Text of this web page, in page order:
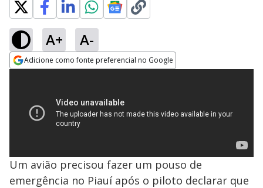
A+ A-
Adicione como fonte preferencial no Google
Um avião precisou fazer um pouso de
emergência no Piauí após o piloto declarar que